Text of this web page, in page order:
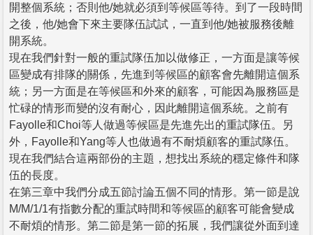
開整個系統；否則他/她就必須到等候區等待。到了一段時間
之後，他/她會下來主要隊伍試試，一直到他/她被服務後離
開系統。
現在我們針對一般的重試隊伍加以做修正，一方面是讓等候
區變成有排隊的關係，先進到等候區的顧客會先離開這個系
統；另一方面是在等候區和外來的顧客，可能因為服務區是
忙碌的情形而變的沒有耐心，因此離開這個系統。之前有
Fayolle和Choi等人做過等候區是先進先出的重試隊伍。另
外，Fayolle和Yang等人也做過有不耐煩顧客的重試隊伍。
現在我們結合這兩部份的主題，想找出系統的穩定條件和隊
伍的長度。
在第三章中我們分成五節討論五個不同的情形。第一節是說
M/M/1/1有指數分配的重試時間和等候區的顧客可能會變成
不耐煩的情形。第二節是第一節的拓展，我們讓從外面到達